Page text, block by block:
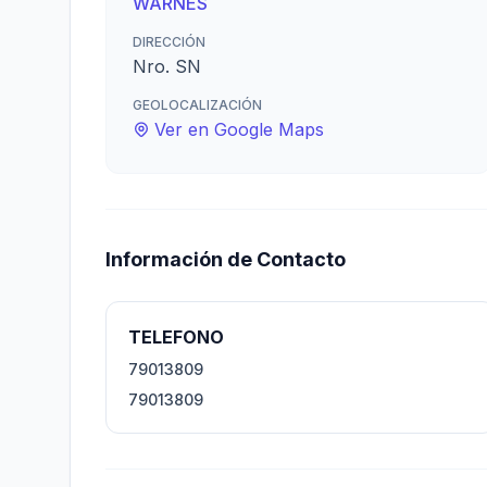
DIRECCIÓN
Nro. SN
GEOLOCALIZACIÓN
Ver en Google Maps
Información de Contacto
TELEFONO
79013809
79013809